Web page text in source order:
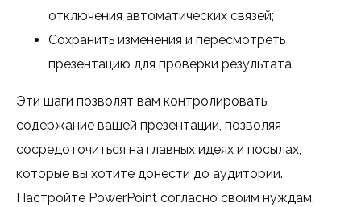
отключения автоматических связей;
Сохранить изменения и пересмотреть
презентацию для проверки результата.
Эти шаги позволят вам контролировать
содержание вашей презентации, позволяя
сосредоточиться на главных идеях и посылах,
которые вы хотите донести до аудитории.
Настройте PowerPoint согласно своим нуждам,